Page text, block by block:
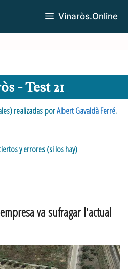
Vinaròs.Online
- Test 21
realizadas porAlbert Gavaldà Ferré.
y errores (si los hay)
va sufragar l'actual